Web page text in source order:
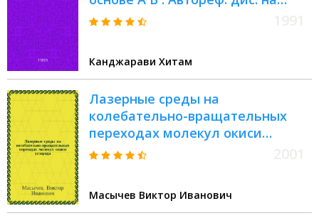
соиск. учен. степ. к.ф.-м.н
Канджарави Хитам
Лазерные среды на
колебательно-вращательных
переходах молекул окиси
углерода : Учеб. пособие
Масычев Виктор Иванович